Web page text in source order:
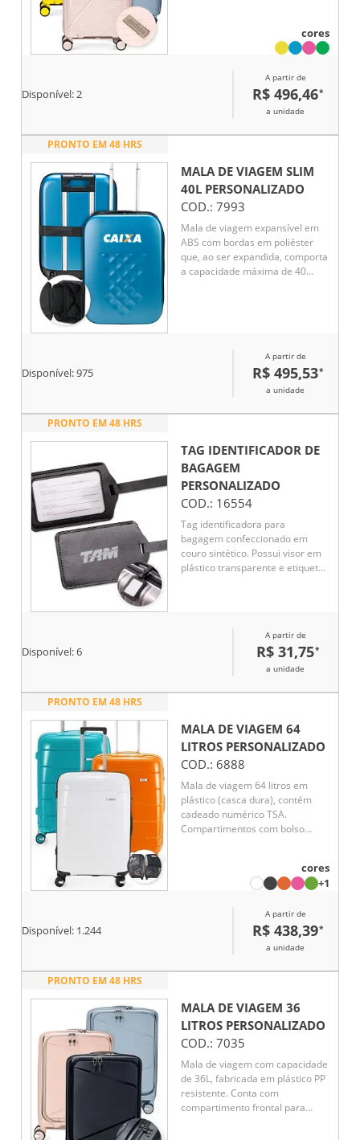
compressora para organização
de objetos. Conta ainda com alça
giro em 360º, puxador com
ajuste de nível e cadeado
numérico TSA. Acompanha placa
cores
Disponível:2
A partir de
R$ 496,46*
a unidade
PRONTO EM 48 HRS
MALA DE VIAGEM SLIM
40L PERSONALIZADO
COD.: 7993
Mala de viagem expansível em
ABS com bordas em poliéster
que, ao ser expandida, comporta
a capacidade máxima de 40
quando desdobrada. Dispõe
ainda de duas rodinhas e alça
retrátil em alumínio com
Acompanha uma faixa em
para envolver a mala dobrada.
Disponível:975
A partir de
R$ 495,53*
a unidade
PRONTO EM 48 HRS
TAG IDENTIFICADOR DE
BAGAGEM
PERSONALIZADO
COD.: 16554
Tag identificadora para
bagagem confeccionado em
couro sintético. Possui visor em
plástico transparente e etiqueta
Disponível:6
A partir de
R$ 31,75*
a unidade
PRONTO EM 48 HRS
MALA DE VIAGEM 64
LITROS PERSONALIZADO
COD.: 6888
Mala de viagem 64 litros em
plástico (casca dura), contém
cadeado numérico TSA.
Compartimentos com bolso
de mão, puxador retrátil com
regulagem de tamanho, quatro
Acompanha placa para
cores
+1
Disponível: 1.244
A partir de
R$ 438,39*
a unidade
PRONTO EM 48 HRS
MALA DE VIAGEM 36
LITROS PERSONALIZADO
COD.: 7035
Mala de viagem com capacidade
de 36L, fabricada em plástico PP
resistente. Conta com
compartimento frontal para